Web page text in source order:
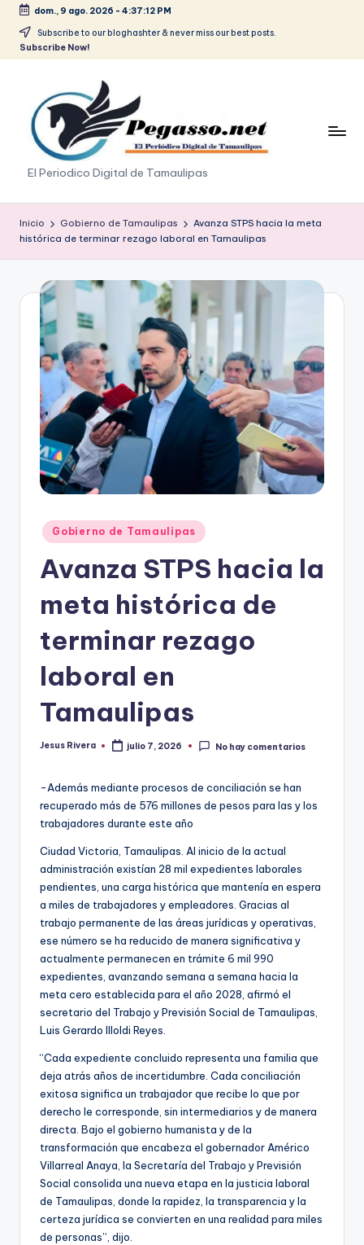
Saltar
dom., 9 ago. 2026 - 4:37:12 PM
Subscribe to our bloghashter & never miss our best posts.
Subscribe Now!
p
e
g
a
o
p
El Periodico Digital de Tamaulipas
Inicio Gobierno de Tamaulipas
Avanza STPS hacia la meta
histórica de terminar rezago laboral en Tamaulipas
Publicado
en
Gobierno de Tamaulipas
Avanza STPS hacia la
meta histórica de
terminar rezago
laboral en
Tamaulipas
Publicado
Jesus Rivera julio 7, 2026 No hay comentarios
-Además mediante procesos de conciliación se han
recuperado más de 576 millones de pesos para las y los
trabajadores durante este año
Ciudad Victoria, Tamaulipas. Al inicio de la actual
administración existían 28 mil expedientes laborales
pendientes, una carga histórica que mantenía en espera
a miles de trabajadores y empleadores. Gracias al
trabajo permanente de las áreas jurídicas y operativas,
ese número se ha reducido de manera significativa y
actualmente permanecen en trámite 6 mil 990
expedientes, avanzando semana a semana hacia la
meta cero establecida para el año 2028, afirmó el
secretario del Trabajo y Previsión Social de Tamaulipas,
Luis Gerardo Illoldi Reyes.
“Cada expediente concluido representa una familia que
deja atrás años de incertidumbre. Cada conciliación
exitosa significa un trabajador que recibe lo que por
derecho le corresponde, sin intermediarios y de manera
directa. Bajo el gobierno humanista y de la
transformación que encabeza el gobernador Américo
Villarreal Anaya, la Secretaría del Trabajo y Previsión
Social consolida una nueva etapa en la justicia laboral
de Tamaulipas, donde la rapidez, la transparencia y la
certeza jurídica se convierten en una realidad para miles
de personas”, dijo.